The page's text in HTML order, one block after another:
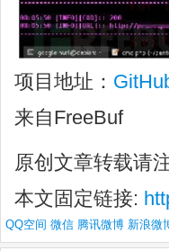
项目地址：
来自FreeBuf
原创文章转载请
本文固定链接:
QQ空间 微信 腾讯微博 新浪微